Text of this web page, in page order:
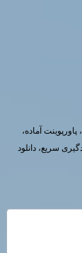
آماده،
سریع، دانلود